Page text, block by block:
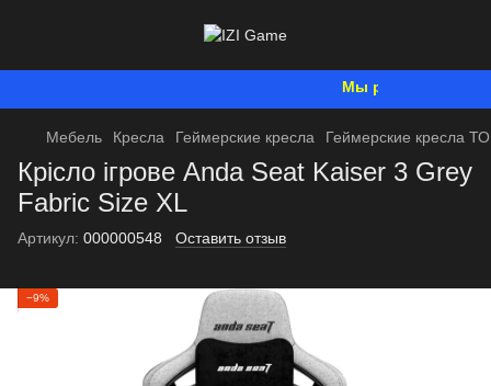
Мы работаем. Все
Мебель Кресла Геймерские кресла Геймерские кресла
Крісло ігрове Anda Seat Kaiser 3 Grey
Fabric Size XL
Артикул: 000000548 Оставить отзыв
−9%